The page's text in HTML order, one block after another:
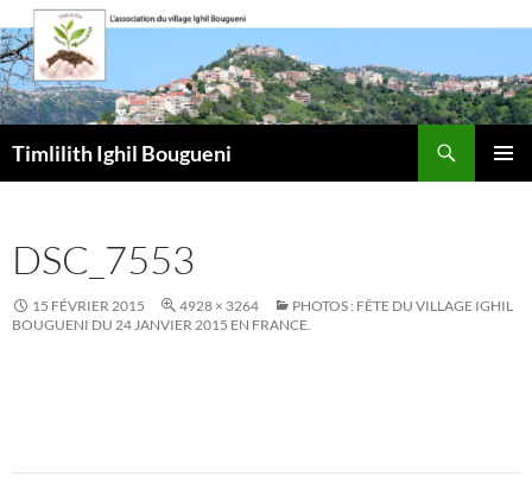
Aller
au
contenu
Timlilith Ighil Bougueni
DSC_7553
15 FÉVRIER 2015 4928 × 3264
PHOTOS : FÊTE DU VILLAGE IGHIL
BOUGUENI DU 24 JANVIER 2015 EN FRANCE.